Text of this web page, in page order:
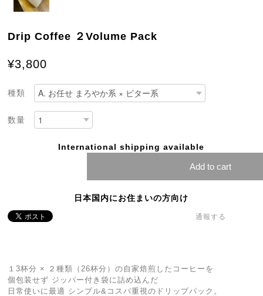
Drip Coffee ２Volume Pack
¥3,800
種類
数量
International shipping available
Add to cart
日本国内にお住まいの方向け
通報する
１3杯分 × ２種類（26杯分）の自家焙煎したコーヒーを
個包装せず ジッパー付き袋に詰め込んだ
日常使いに最適 シンプル&コスパ重視のドリップパック。